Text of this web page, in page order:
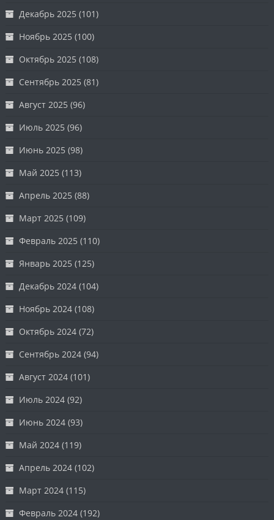
Декабрь 2025 (101)
Ноябрь 2025 (100)
Октябрь 2025 (108)
Сентябрь 2025 (81)
Август 2025 (96)
Июль 2025 (96)
Июнь 2025 (98)
Май 2025 (113)
Апрель 2025 (88)
Март 2025 (109)
Февраль 2025 (110)
Январь 2025 (125)
Декабрь 2024 (104)
Ноябрь 2024 (108)
Октябрь 2024 (72)
Сентябрь 2024 (94)
Август 2024 (101)
Июль 2024 (92)
Июнь 2024 (93)
Май 2024 (119)
Апрель 2024 (102)
Март 2024 (115)
Февраль 2024 (192)